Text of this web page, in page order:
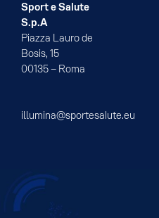
Sport e Salute
S.p.A
Piazza Lauro de
Bosis, 15
00135 – Roma
illumina@sportesalute.eu